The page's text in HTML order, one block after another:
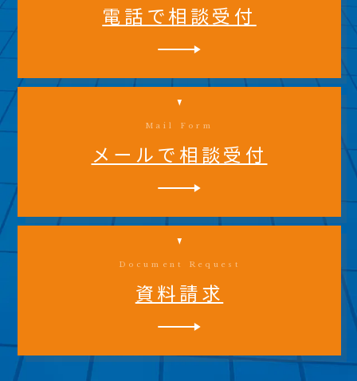
電話で相談受付
Mail Form
メールで相談受付
Document Request
資料請求